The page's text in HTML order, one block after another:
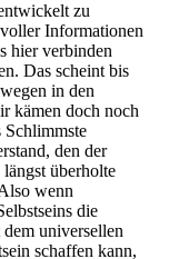
zu
Informationen
hier verbinden
Das scheint bis
in den
kämen doch noch
Schlimmste
den der
überholte
wenn
die
universellen
schaffen kann,